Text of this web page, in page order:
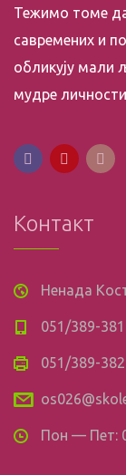
Тежимо томе
савремених и
обликују мали
мудре
Контакт
Ненада
051/389-381
051/389-382
Пон — Пет: